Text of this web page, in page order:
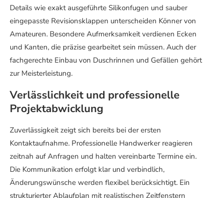
Details wie exakt ausgeführte Silikonfugen und sauber
eingepasste Revisionsklappen unterscheiden Könner von
Amateuren. Besondere Aufmerksamkeit verdienen Ecken
und Kanten, die präzise gearbeitet sein müssen. Auch der
fachgerechte Einbau von Duschrinnen und Gefällen gehört
zur Meisterleistung.
Verlässlichkeit und professionelle
Projektabwicklung
Zuverlässigkeit zeigt sich bereits bei der ersten
Kontaktaufnahme. Professionelle Handwerker reagieren
zeitnah auf Anfragen und halten vereinbarte Termine ein.
Die Kommunikation erfolgt klar und verbindlich,
Änderungswünsche werden flexibel berücksichtigt. Ein
strukturierter Ablaufplan mit realistischen Zeitfenstern